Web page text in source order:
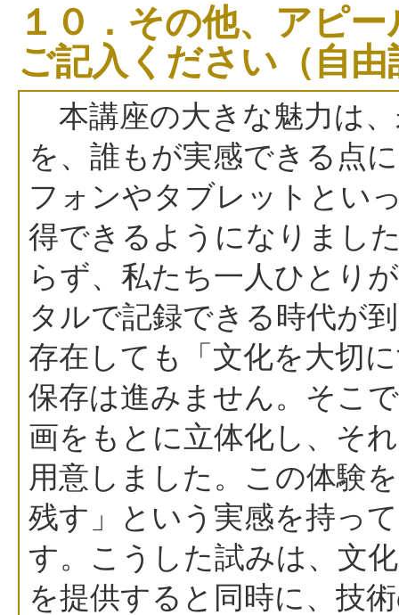
１０．その他、アピ
ご記入ください（自由
本講座の大きな魅力は
を、誰もが実感できる点
フォンやタブレットとい
得できるようになりまし
らず、私たち一人ひとり
タルで記録できる時代が
存在しても「文化を大切
保存は進みません。そこ
画をもとに立体化し、そ
用意しました。この体験
残す」という実感を持っ
す。こうした試みは、文
を提供すると同時に、技